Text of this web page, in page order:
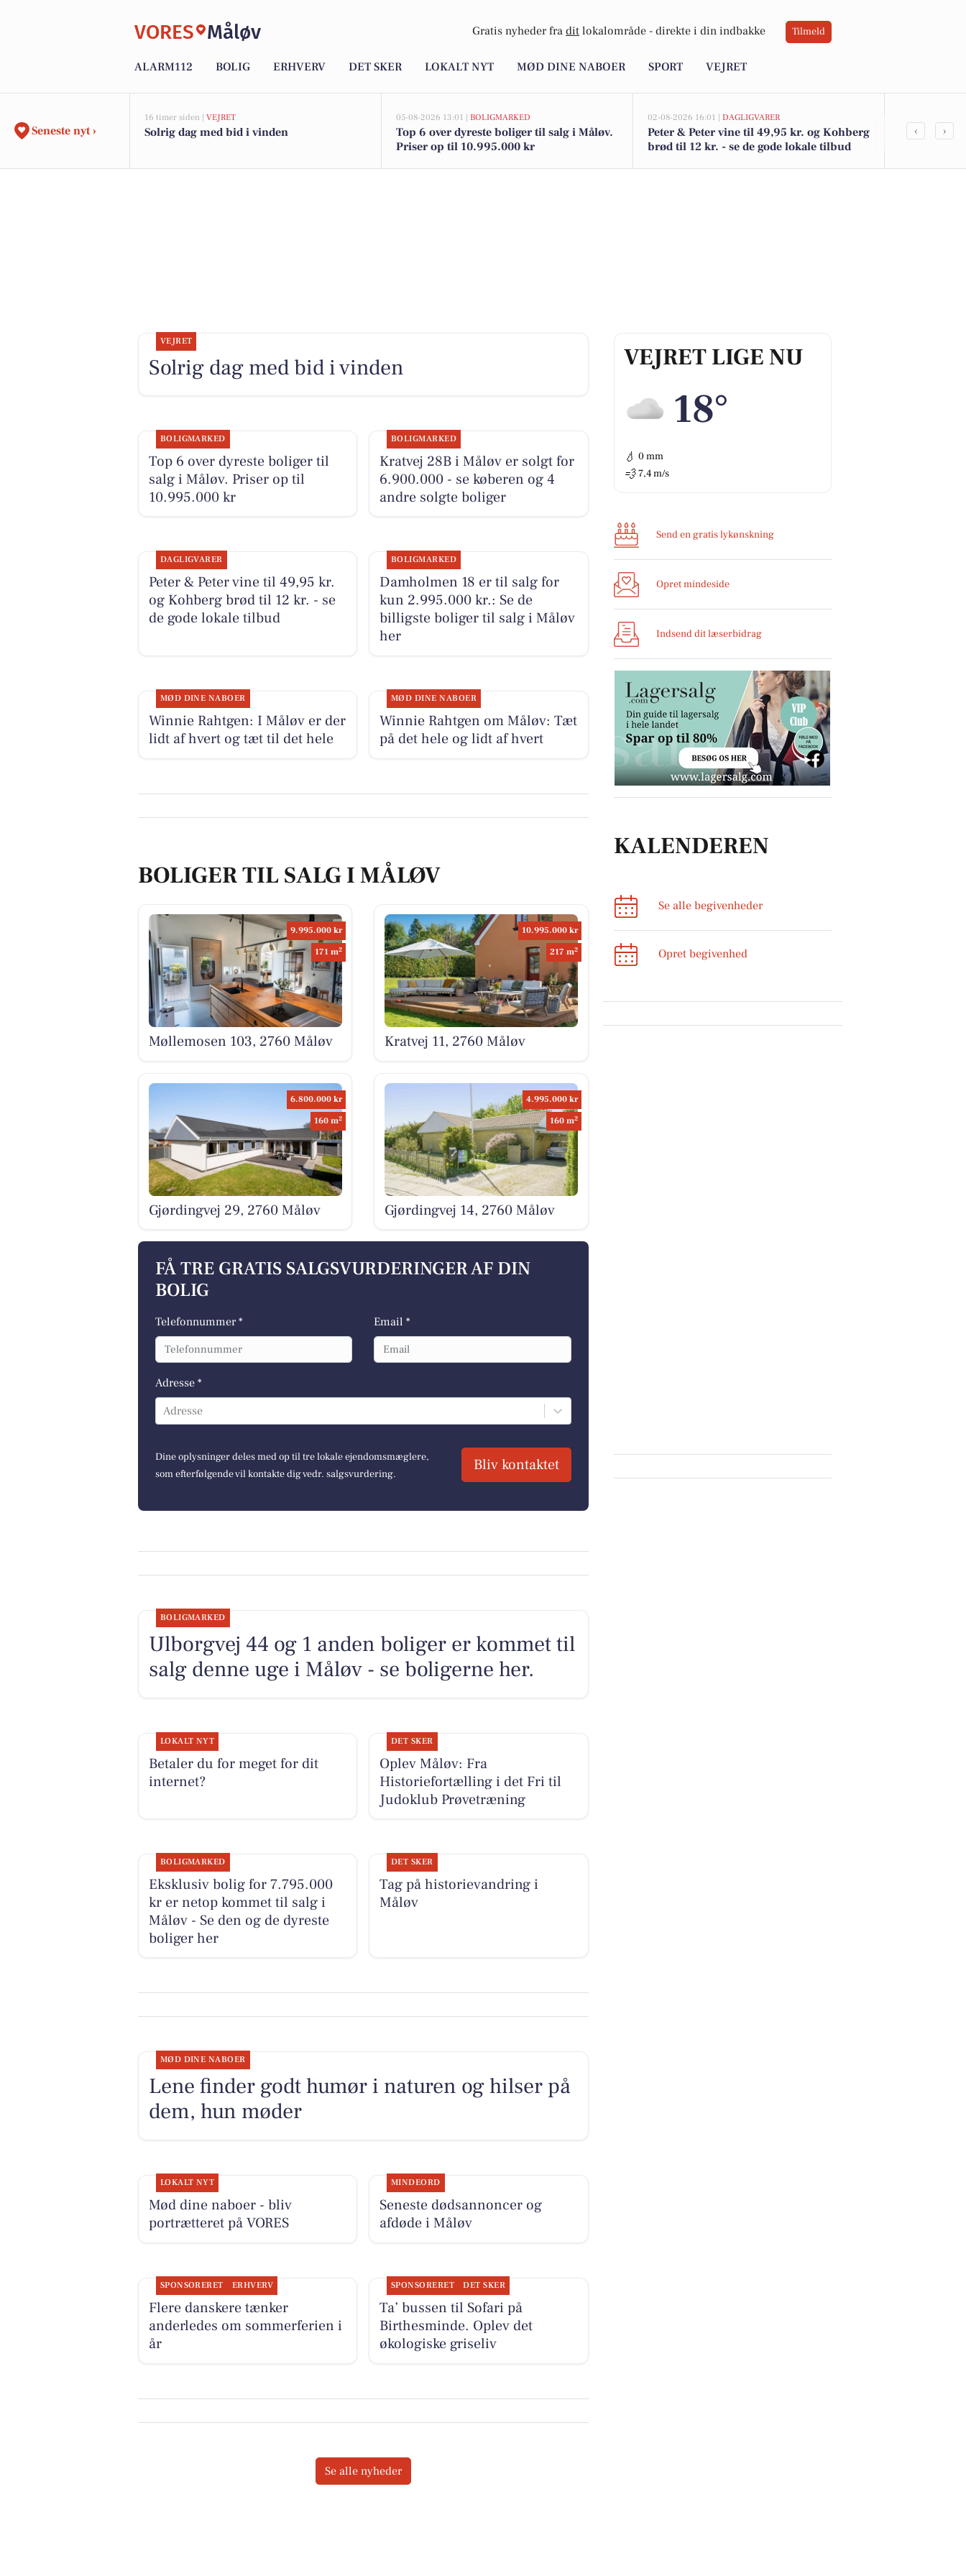
VORES Måløv Gratis nyheder fra dit lokalområde - direkte i din indbakke Tilmeld
ALARM112 BOLIG ERHVERV DET SKER LOKALT NYT MØD DINE NABOER SPORT VEJRET
Seneste nyt ›
16 timer siden | VEJRET
Solrig dag med bid i vinden
05-08-2026 13:01 | BOLIGMARKED
Top 6 over dyreste boliger til salg i Måløv.
Priser op til 10.995.000 kr
02-08-2026 16:01 | DAGLIGVARER
Peter & Peter vine til 49,95 kr. og Kohberg
brød til 12 kr. - se de gode lokale tilbud
Kratvej
‹ ›
VEJRET LIGE NU
18°
💧 0 mm
💨 7,4 m/s
Send en gratis lykønskning
Opret mindeside
Indsend dit læserbidrag
KALENDEREN
Se alle begivenheder
Opret begivenhed
VEJRET
Solrig dag med bid i vinden
BOLIGMARKED
Top 6 over dyreste boliger til
salg i Måløv. Priser op til
10.995.000 kr
BOLIGMARKED
Kratvej 28B i Måløv er solgt for
6.900.000 - se køberen og 4
andre solgte boliger
DAGLIGVARER
Peter & Peter vine til 49,95 kr.
og Kohberg brød til 12 kr. - se
de gode lokale tilbud
BOLIGMARKED
Damholmen 18 er til salg for
kun 2.995.000 kr.: Se de
billigste boliger til salg i Måløv
her
MØD DINE NABOER
Winnie Rahtgen: I Måløv er der
lidt af hvert og tæt til det hele
MØD DINE NABOER
Winnie Rahtgen om Måløv: Tæt
på det hele og lidt af hvert
BOLIGER TIL SALG I MÅLØV
9.995.000 kr
171 m2
Møllemosen 103, 2760 Måløv
10.995.000 kr
217 m2
Kratvej 11, 2760 Måløv
6.800.000 kr
160 m2
Gjørdingvej 29, 2760 Måløv
4.995.000 kr
160 m2
Gjørdingvej 14, 2760 Måløv
FÅ TRE GRATIS SALGSVURDERINGER AF DIN
BOLIG
Telefonnummer * Email *
Adresse *
Adresse
Dine oplysninger deles med op til tre lokale ejendomsmæglere,
som efterfølgende vil kontakte dig vedr. salgsvurdering.
Bliv kontaktet
BOLIGMARKED
Ulborgvej 44 og 1 anden boliger er kommet til
salg denne uge i Måløv - se boligerne her.
LOKALT NYT
Betaler du for meget for dit
internet?
DET SKER
Oplev Måløv: Fra
Historiefortælling i det Fri til
Judoklub Prøvetræning
BOLIGMARKED
Eksklusiv bolig for 7.795.000
kr er netop kommet til salg i
Måløv - Se den og de dyreste
boliger her
DET SKER
Tag på historievandring i
Måløv
MØD DINE NABOER
Lene finder godt humør i naturen og hilser på
dem, hun møder
LOKALT NYT
Mød dine naboer - bliv
portrætteret på VORES
MINDEORD
Seneste dødsannoncer og
afdøde i Måløv
SPONSORERET ERHVERV
Flere danskere tænker
anderledes om sommerferien i
år
SPONSORERET DET SKER
Ta’ bussen til Sofari på
Birthesminde. Oplev det
økologiske griseliv
Se alle nyheder